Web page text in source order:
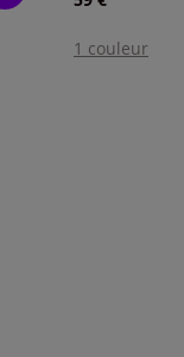
1 couleur